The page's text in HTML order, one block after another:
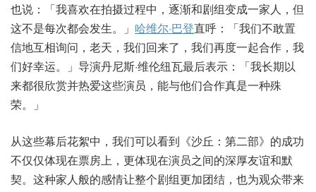
也说：「我喜欢在拍摄过程中，逐渐和剧组变成一家人，但
这不是每次都会发生。」 哈维尔·巴登直呼：「我们不敢置
信地互相询问，老天，我们回来了，我们再度一起合作，我
们好幸运。」导演丹尼斯·维伦纽瓦最后表示：「我长期以
来都很欣赏并热爱这些演员，能与他们合作真是一种殊
荣。」
从这些幕后花絮中，我们可以看到《沙丘：第二部》的成功
不仅仅体现在票房上，更体现在演员之间的深厚友谊和默
契。这种家人般的感情让整个剧组更加团结，也为观众带来